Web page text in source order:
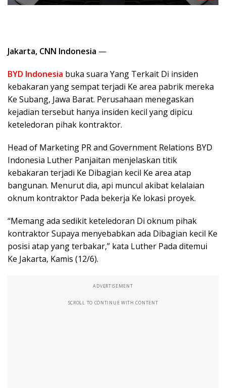
Jakarta, CNN Indonesia —
BYD Indonesia buka suara Yang Terkait Di insiden
kebakaran yang sempat terjadi Ke area pabrik mereka
Ke Subang, Jawa Barat. Perusahaan menegaskan
kejadian tersebut hanya insiden kecil yang dipicu
keteledoran pihak kontraktor.
Head of Marketing PR and Government Relations BYD
Indonesia Luther Panjaitan menjelaskan titik
kebakaran terjadi Ke Dibagian kecil Ke area atap
bangunan. Menurut dia, api muncul akibat kelalaian
oknum kontraktor Pada bekerja Ke lokasi proyek.
“Memang ada sedikit keteledoran Di oknum pihak
kontraktor Supaya menyebabkan ada Dibagian kecil Ke
posisi atap yang terbakar,” kata Luther Pada ditemui
Ke Jakarta, Kamis (12/6).
ADVERTISEMENT
SCROLL TO CONTINUE WITH CONTENT